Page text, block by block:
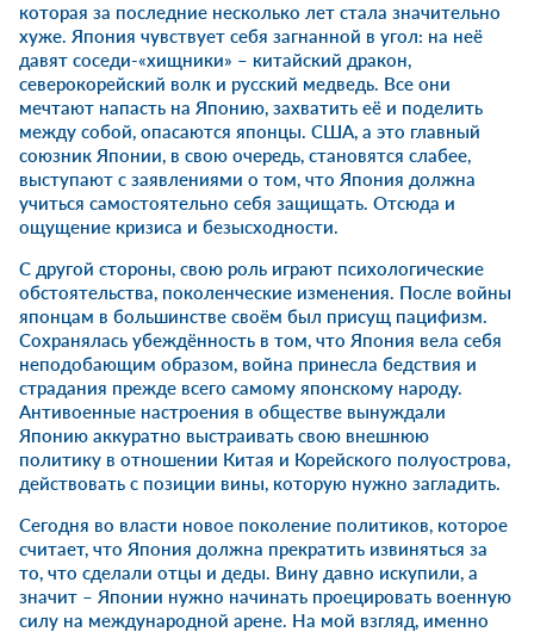
которая за последние несколько лет стала значительно
хуже. Япония чувствует себя загнанной в угол: на неё
давят соседи-«хищники» – китайский дракон,
северокорейский волк и русский медведь. Все они
мечтают напасть на Японию, захватить её и поделить
между собой, опасаются японцы. США, а это главный
союзник Японии, в свою очередь, становятся слабее,
выступают с заявлениями о том, что Япония должна
учиться самостоятельно себя защищать. Отсюда и
ощущение кризиса и безысходности.
С другой стороны, свою роль играют психологические
обстоятельства, поколенческие изменения. После войны
японцам в большинстве своём был присущ пацифизм.
Сохранялась убеждённость в том, что Япония вела себя
неподобающим образом, война принесла бедствия и
страдания прежде всего самому японскому народу.
Антивоенные настроения в обществе вынуждали
Японию аккуратно выстраивать свою внешнюю
политику в отношении Китая и Корейского полуострова,
действовать с позиции вины, которую нужно загладить.
Сегодня во власти новое поколение политиков, которое
считает, что Япония должна прекратить извиняться за
то, что сделали отцы и деды. Вину давно искупили, а
значит – Японии нужно начинать проецировать военную
силу на международной арене. На мой взгляд, именно